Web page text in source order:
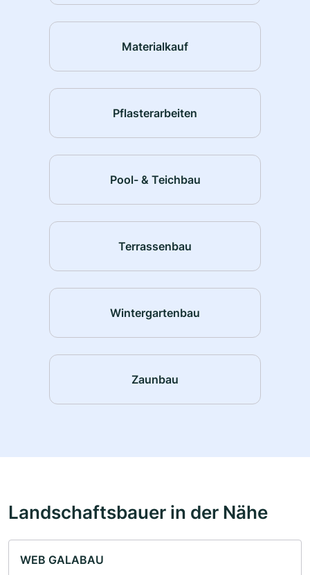
Materialkauf
Pflasterarbeiten
Pool- & Teichbau
Terrassenbau
Wintergartenbau
Zaunbau
Landschaftsbauer in der Nähe
WEB GALABAU